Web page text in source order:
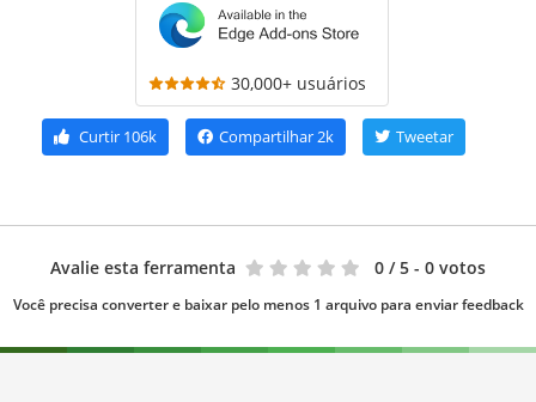
30,000+ usuários
Curtir 106k Compartilhar2k Tweetar
Avalie esta ferramenta 0 / 5 - 0 votos
Você precisa converter e baixar pelo menos 1 arquivo para enviar feedback